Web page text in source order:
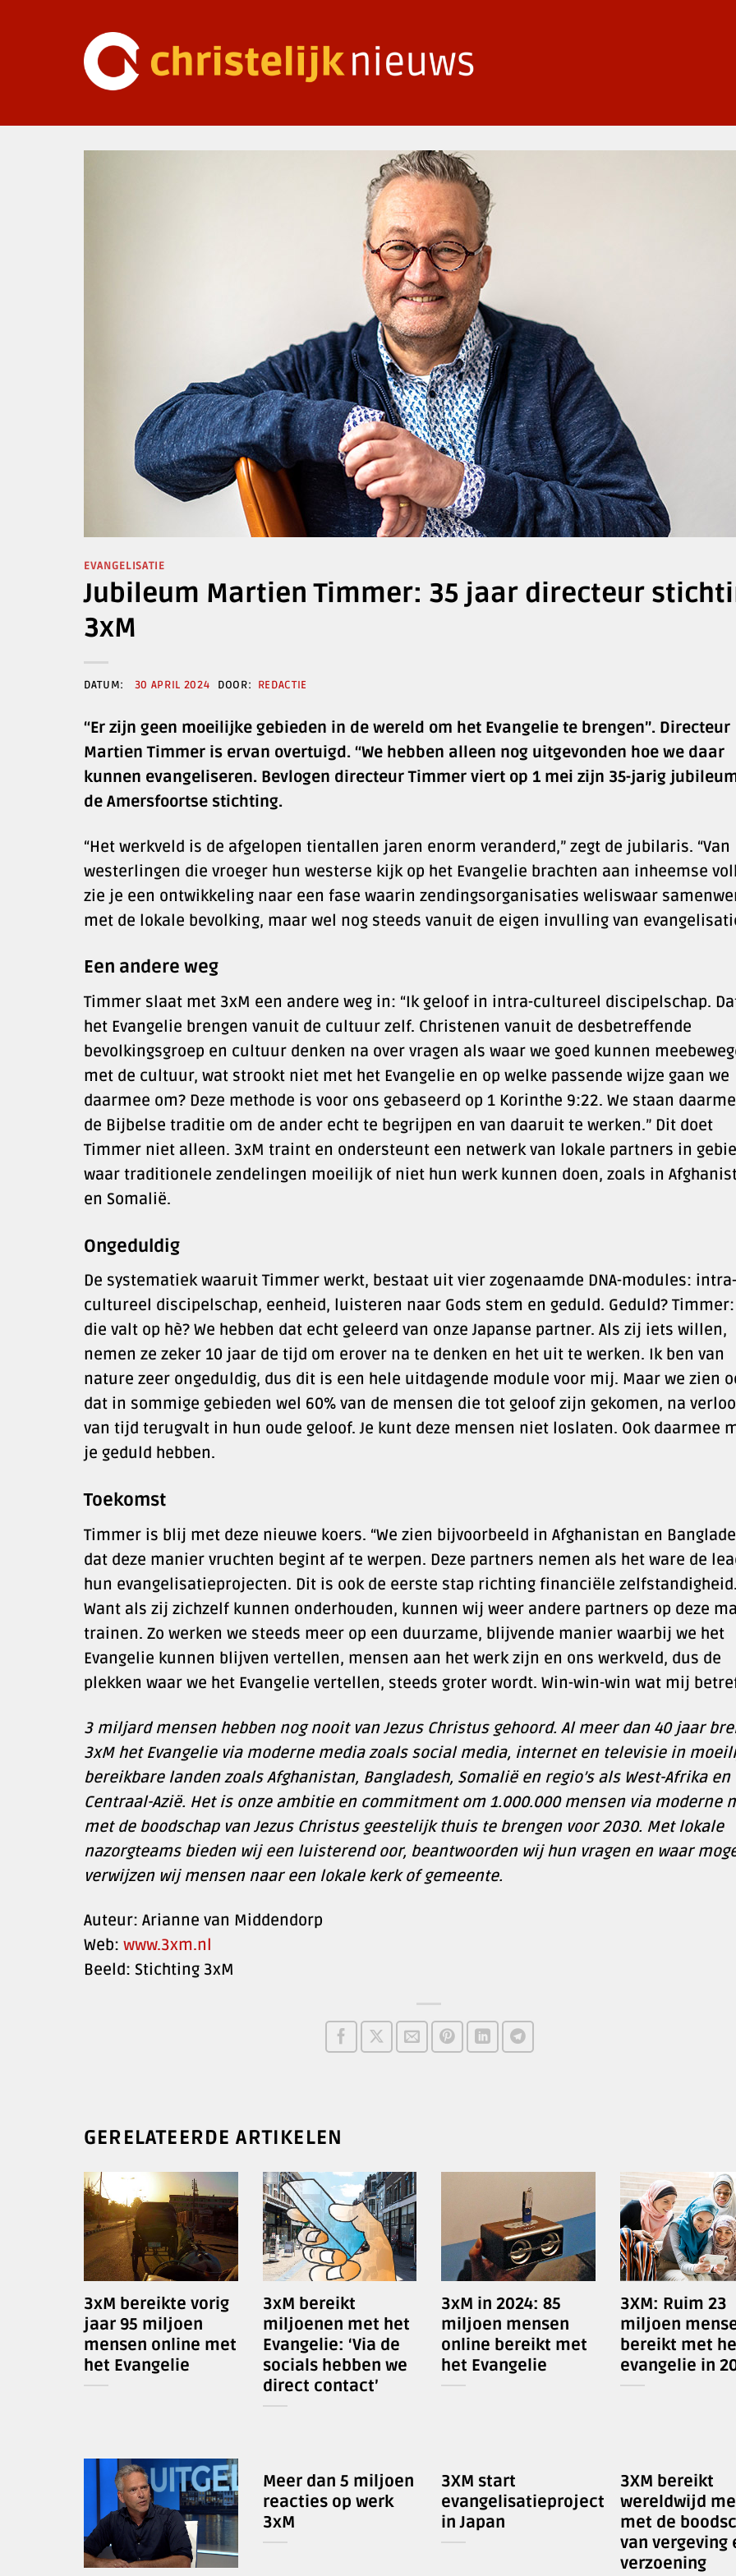
EVANGELISATIE
Jubileum Martien Timmer: 35 jaar directeur
3xM
30 APRIL 2024 REDACTIE
“Er zijn geen moeilijke gebieden in de wereld om het Evangelie te brengen”. Directeur
Martien Timmer is ervan overtuigd. “We hebben alleen nog uitgevonden hoe we daar
kunnen evangeliseren. Bevlogen directeur Timmer viert op 1 mei zijn 35-jarig
de Amersfoortse stichting.
“Het werkveld is de afgelopen tientallen jaren enorm veranderd,” zegt de jubilaris. “Van
westerlingen die vroeger hun westerse kijk op het Evangelie brachten aan inheemse
zie je een ontwikkeling naar een fase waarin zendingsorganisaties weliswaar
met de lokale bevolking, maar wel nog steeds vanuit de eigen invulling van
Een andere weg
Timmer slaat met 3xM een andere weg in: “Ik geloof in intra-cultureel discipelschap.
het Evangelie brengen vanuit de cultuur zelf. Christenen vanuit de desbetreffende
bevolkingsgroep en cultuur denken na over vragen als waar we goed kunnen
met de cultuur, wat strookt niet met het Evangelie en op welke passende wijze gaan we
daarmee om? Deze methode is voor ons gebaseerd op 1 Korinthe 9:22. We staan
de Bijbelse traditie om de ander echt te begrijpen en van daaruit te werken.” Dit doet
Timmer niet alleen. 3xM traint en ondersteunt een netwerk van lokale partners in
waar traditionele zendelingen moeilijk of niet hun werk kunnen doen, zoals in
en Somalië.
Ongeduldig
De systematiek waaruit Timmer werkt, bestaat uit vier zogenaamde DNA-modules: intra-
cultureel discipelschap, eenheid, luisteren naar Gods stem en geduld. Geduld? Timmer:
die valt op hè? We hebben dat echt geleerd van onze Japanse partner. Als zij iets willen,
nemen ze zeker 10 jaar de tijd om erover na te denken en het uit te werken. Ik ben van
nature zeer ongeduldig, dus dit is een hele uitdagende module voor mij. Maar we zien
dat in sommige gebieden wel 60% van de mensen die tot geloof zijn gekomen, na
van tijd terugvalt in hun oude geloof. Je kunt deze mensen niet loslaten. Ook daarmee
je geduld hebben.
Toekomst
Timmer is blij met deze nieuwe koers. “We zien bijvoorbeeld in Afghanistan en
dat deze manier vruchten begint af te werpen. Deze partners nemen als het ware de
hun evangelisatieprojecten. Dit is ook de eerste stap richting financiële
Want als zij zichzelf kunnen onderhouden, kunnen wij weer andere partners op deze
trainen. Zo werken we steeds meer op een duurzame, blijvende manier waarbij we het
Evangelie kunnen blijven vertellen, mensen aan het werk zijn en ons werkveld, dus de
plekken waar we het Evangelie vertellen, steeds groter wordt. Win-win-win wat mij
3 miljard mensen hebben nog nooit van Jezus Christus gehoord. Al meer dan 40 jaar
3xM het Evangelie via moderne media zoals social media, internet en televisie in
bereikbare landen zoals Afghanistan, Bangladesh, Somalië en regio’s als West-Afrika en
Centraal-Azië. Het is onze ambitie en commitment om 1.000.000 mensen via moderne
met de boodschap van Jezus Christus geestelijk thuis te brengen voor 2030. Met lokale
nazorgteams bieden wij een luisterend oor, beantwoorden wij hun vragen en waar
verwijzen wij mensen naar een lokale kerk of gemeente.
Auteur: Arianne van Middendorp
Web: www.3xm.nl
Beeld: Stichting 3xM
GERELATEERDE ARTIKELEN
3xM bereikte vorig
jaar 95 miljoen
mensen online met
het Evangelie
3xM bereikt
miljoenen met het
Evangelie: ‘Via de
socials hebben we
direct contact’
3xM in 2024: 85
miljoen mensen
online bereikt met
het Evangelie
3XM: Ruim 23
miljoen
bereikt met
evangelie in
Meer dan 5 miljoen
reacties op werk
3xM
3XM start
evangelisatieproject
in Japan
3XM bereikt
wereldwijd
met de
van vergeving
verzoening